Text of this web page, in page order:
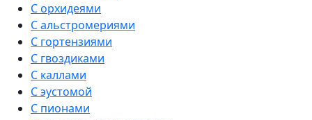
С орхидеями
С альстромериями
С гортензиями
С гвоздиками
С каллами
С эустомой
С пионами